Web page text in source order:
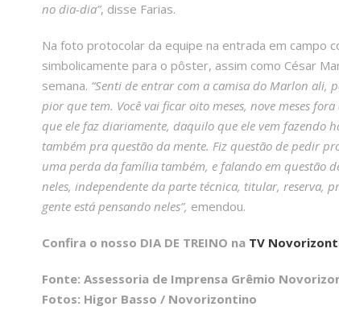
no dia-dia”, disse Farias.
Na foto protocolar da equipe na entrada em campo
simbolicamente para o pôster, assim como César
semana. “Senti de entrar com a camisa do Marlon ali,
pior que tem. Você vai ficar oito meses, nove meses
que ele faz diariamente, daquilo que ele vem fazendo
também pra questão da mente. Fiz questão de pedir
uma perda da família também, e falando em questão
neles, independente da parte técnica, titular, reserva,
gente está pensando neles”, emendou.
Confira o nosso DIA DE TREINO na TV
Fonte: Assessoria de Imprensa Grêmio
Fotos: Higor Basso / Novorizontino